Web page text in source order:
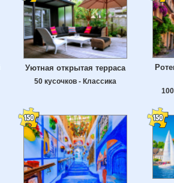
Уютная открытая терраса
50 кусочков - Классика